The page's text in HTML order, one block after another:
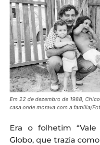
Em 22 de dezembro de 1988,
casa onde morava com a família/
Era o folhetim
Globo, que trazia